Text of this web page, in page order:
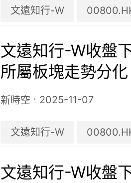
文遠知行-W
文遠知行-W收盤
所屬板塊走勢分化
新時空 · 2025-11-07
文遠知行-W
文遠知行-W收盤